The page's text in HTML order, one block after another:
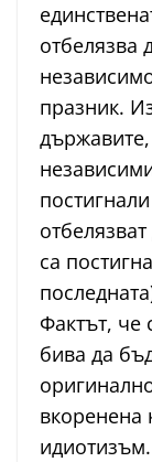
отбелязва
празник.
са
Фактът, че
бива да
вкоренена